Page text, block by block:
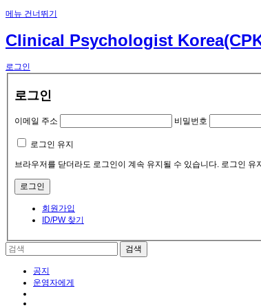
메뉴 건너뛰기
Clinical Psychologist
로그인
로그인
이메일 주소 비밀번호
로그인 유지
브라우저를 닫더라도 로그인이 계속 유지될 수 있습니다. 로그인
회원가입
ID/PW 찾기
공지
운영자에게